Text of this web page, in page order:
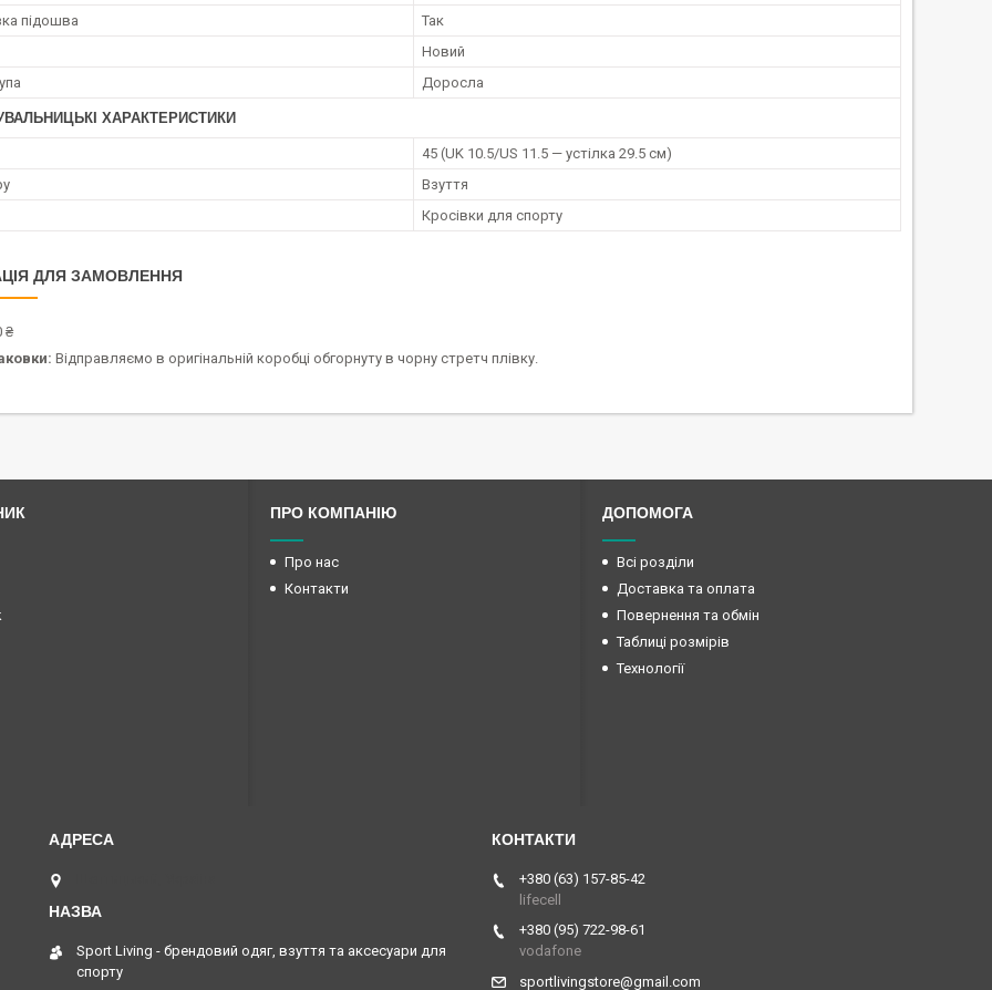
підошва
Так
Новий
Доросла
ХАРАКТЕРИСТИКИ
45 (UK 10.5/US 11.5 — устілка 29.5 см)
Взуття
Кросівки для спорту
ДЛЯ ЗАМОВЛЕННЯ
₴
Відправляємо в оригінальній коробці обгорнуту в чорну стретч плівку.
ПРО КОМПАНІЮ
Про нас
Контакти
ДОПОМОГА
Всі розділи
Доставка та оплата
Повернення та обмін
Таблиці розмірів
Технології
Sport Living - брендовий одяг, взуття та аксесуари для
спорту
+380 (63) 157-85-42
lifecell
+380 (95) 722-98-61
vodafone
sportlivingstore@gmail.com